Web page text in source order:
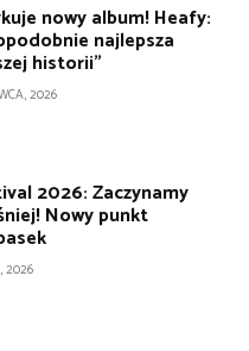
nowy album! Heafy:
najlepsza
historii”
2026
2026: Zaczynamy
Nowy punkt
2026